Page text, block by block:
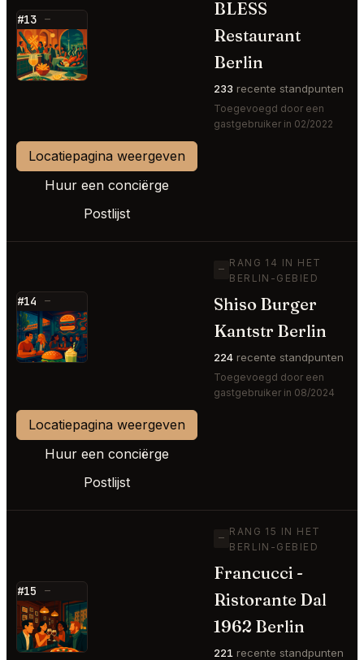
#13 —
⭐
BLESS
Restaurant
Berlin
233 recente standpunten
Toegevoegd door een
gastgebruiker in 02/2022
Locatiepagina weergeven
Huur een conciërge
Postlijst
#14 —
⭐
—
RANG 14 IN HET
BERLIN-GEBIED
Shiso Burger
Kantstr Berlin
224 recente standpunten
Toegevoegd door een
gastgebruiker in 08/2024
Locatiepagina weergeven
Huur een conciërge
Postlijst
#15 —
⭐
—
RANG 15 IN HET
BERLIN-GEBIED
Francucci -
Ristorante Dal
1962 Berlin
221 recente standpunten